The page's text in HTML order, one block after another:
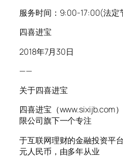
服务时间：9:00-17:00(法定
四喜进宝
2018年7月30日
——
关于四喜进宝
四喜进宝（www.sixijb.com
限公司旗下一个专注
于互联网理财的金融投资平
元人民币，由多年从业